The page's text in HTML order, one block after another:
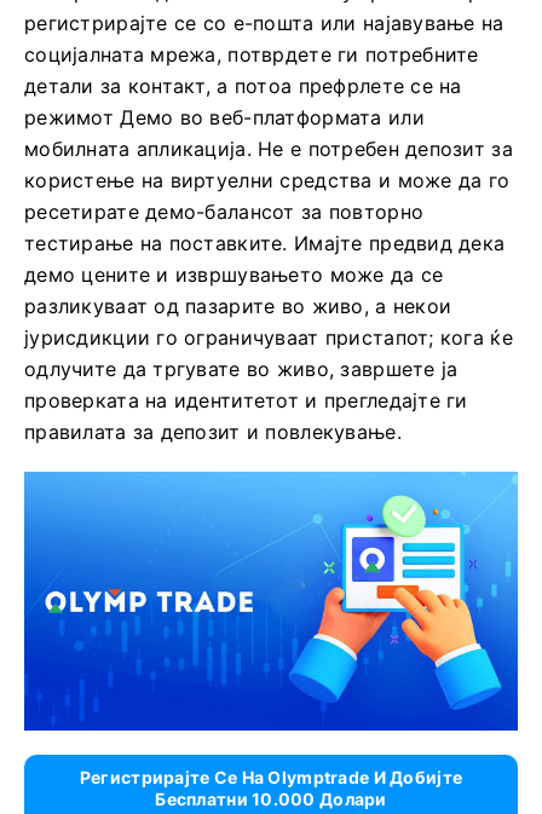
регистрирајте се со е-пошта или најавување на
социјалната мрежа, потврдете ги потребните
детали за контакт, а потоа префрлете се на
режимот Демо во веб-платформата или
мобилната апликација. Не е потребен депозит за
користење на виртуелни средства и може да го
ресетирате демо-балансот за повторно
тестирање на поставките. Имајте предвид дека
демо цените и извршувањето може да се
разликуваат од пазарите во живо, а некои
јурисдикции го ограничуваат пристапот; кога ќе
одлучите да тргувате во живо, завршете ја
проверката на идентитетот и прегледајте ги
правилата за депозит и повлекување.
Регистрирајте Се На Olymptrade И Добијте
Бесплатни 10.000 Долари